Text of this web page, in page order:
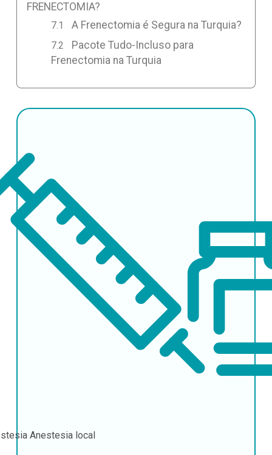
FRENECTOMIA?
A Frenectomia é Segura na Turquia?
Pacote Tudo-Incluso para
Frenectomia na Turquia
Anestesia local